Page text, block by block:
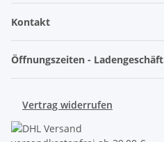
Kontakt
Öffnungszeiten - Ladengeschäft
Vertrag widerrufen